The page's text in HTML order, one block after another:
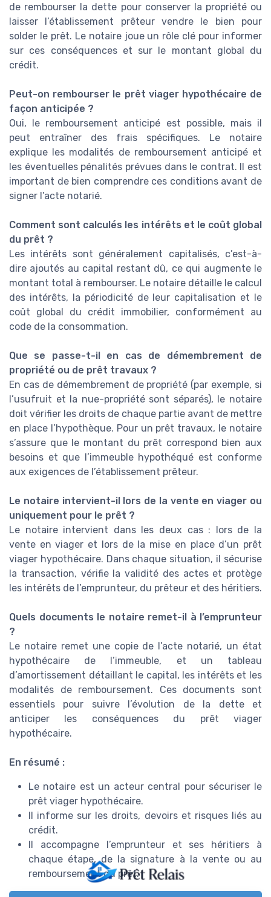
de rembourser la dette pour conserver la propriété ou
laisser l’établissement prêteur vendre le bien pour
solder le prêt. Le notaire joue un rôle clé pour informer
sur ces conséquences et sur le montant global du
crédit.
Peut-on rembourser le prêt viager hypothécaire de
façon anticipée ?
Oui, le remboursement anticipé est possible, mais il
peut entraîner des frais spécifiques. Le notaire
explique les modalités de remboursement anticipé et
les éventuelles pénalités prévues dans le contrat. Il est
important de bien comprendre ces conditions avant de
signer l’acte notarié.
Comment sont calculés les intérêts et le coût global
du prêt ?
Les intérêts sont généralement capitalisés, c’est-à-
dire ajoutés au capital restant dû, ce qui augmente le
montant total à rembourser. Le notaire détaille le calcul
des intérêts, la périodicité de leur capitalisation et le
coût global du crédit immobilier, conformément au
code de la consommation.
Que se passe-t-il en cas de démembrement de
propriété ou de prêt travaux ?
En cas de démembrement de propriété (par exemple, si
l’usufruit et la nue-propriété sont séparés), le notaire
doit vérifier les droits de chaque partie avant de mettre
en place l’hypothèque. Pour un prêt travaux, le notaire
s’assure que le montant du prêt correspond bien aux
besoins et que l’immeuble hypothéqué est conforme
aux exigences de l’établissement prêteur.
Le notaire intervient-il lors de la vente en viager ou
uniquement pour le prêt ?
Le notaire intervient dans les deux cas : lors de la
vente en viager et lors de la mise en place d’un prêt
viager hypothécaire. Dans chaque situation, il sécurise
la transaction, vérifie la validité des actes et protège
les intérêts de l’emprunteur, du prêteur et des héritiers.
Quels documents le notaire remet-il à l’emprunteur
?
Le notaire remet une copie de l’acte notarié, un état
hypothécaire de l’immeuble, et un tableau
d’amortissement détaillant le capital, les intérêts et les
modalités de remboursement. Ces documents sont
essentiels pour suivre l’évolution de la dette et
anticiper les conséquences du prêt viager
hypothécaire.
En résumé :
Le notaire est un acteur central pour sécuriser le
prêt viager hypothécaire.
Il informe sur les droits, devoirs et risques liés au
crédit.
Il accompagne l’emprunteur et ses héritiers à
chaque étape, de la signature à la vente ou au
remboursement du prêt.